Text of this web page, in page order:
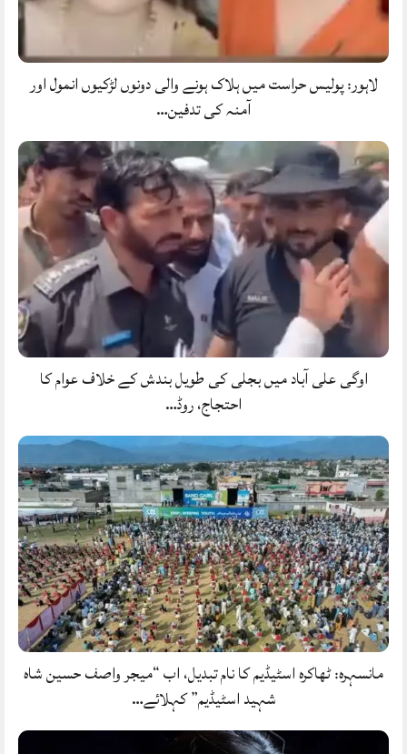
لاہور: پولیس حراست میں ہلاک ہونے والی دونوں لڑکیوں انمول اور
آمنہ کی تدفین…
اوگی علی آباد میں بجلی کی طویل بندش کے خلاف عوام کا
احتجاج، روڈ…
مانسہرہ: ٹھاکرہ اسٹیڈیم کا نام تبدیل، اب “میجر واصف حسین شاہ
شہید اسٹیڈیم” کہلائے…